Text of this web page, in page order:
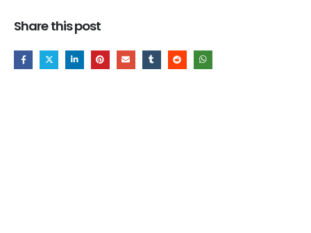
Share this post